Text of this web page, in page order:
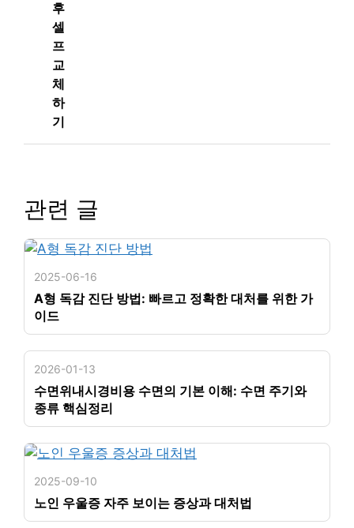
후
셀
프
교
체
하
기
관련 글
2025-06-16
A형 독감 진단 방법: 빠르고 정확한 대처를 위한 가
이드
2026-01-13
수면위내시경비용 수면의 기본 이해: 수면 주기와
종류 핵심정리
2025-09-10
노인 우울증 자주 보이는 증상과 대처법